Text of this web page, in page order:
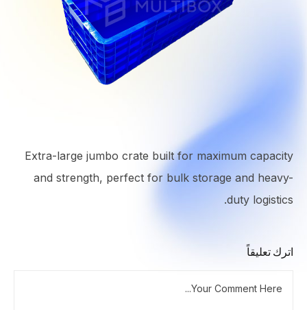
Extra-large jumbo crate built for maximum capacity
and strength, perfect for bulk storage and heavy-
duty logistics.
اترك تعليقاً